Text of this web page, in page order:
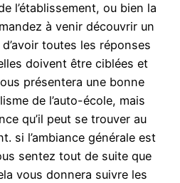
l’établissement, ou bien la
à venir découvrir un
toutes les réponses
doivent être ciblées et
présentera une bonne
de l’auto-école, mais
qu’il peut se trouver au
si l’ambiance générale est
sentez tout de suite que
vous donnera suivre les